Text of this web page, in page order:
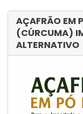
AÇAFRÃO EM
(CÚRCUMA)
ALTERNATIVO